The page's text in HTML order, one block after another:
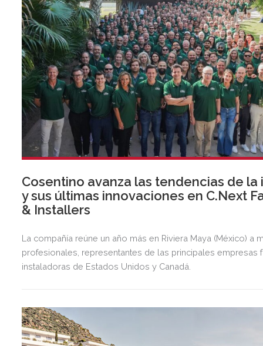
Cosentino avanza las tendencias de la
y sus últimas innovaciones en C.Next
& Installers
La compañía reúne un año más en Riviera Maya (México) a
profesionales, representantes de las principales empresas
instaladoras de Estados Unidos y Canadá.